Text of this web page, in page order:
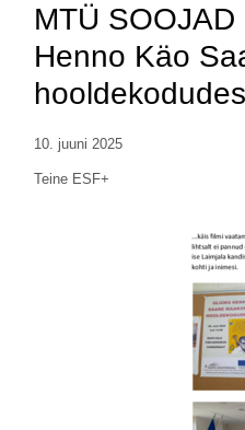
MTÜ
Henno Käo
10. juuni 2025
Teine ESF+